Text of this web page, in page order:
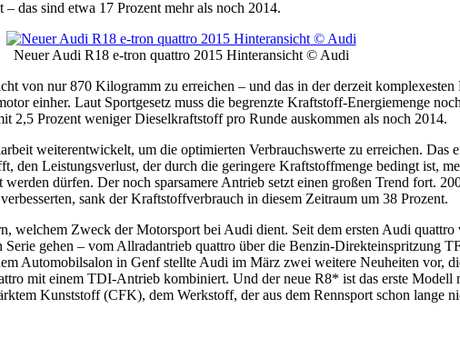
das sind etwa 17 Prozent mehr als noch 2014.
Neuer Audi R18 e-tron quattro 2015 Hinteransicht © Audi
von nur 870 Kilogramm zu erreichen – und das in der derzeit
einher. Laut Sportgesetz muss die begrenzte Kraftstoff-Energiemenge
2,5 Prozent weniger Dieselkraftstoff pro Runde auskommen als noch 2014.
weiterentwickelt, um die optimierten Verbrauchswerte zu erreichen. Das
den Leistungsverlust, der durch die geringere Kraftstoffmenge bedingt ist,
dürfen. Der noch sparsamere Antrieb setzt einen großen Trend fort.
sank der Kraftstoffverbrauch in diesem Zeitraum um 38 Prozent.
welchem Zweck der Motorsport bei Audi dient. Seit dem ersten Audi
gehen – vom Allradantrieb quattro über die Benzin-Direkteinspritzung
Automobilsalon in Genf stellte Audi im März zwei weitere Neuheiten vor,
mit einem TDI-Antrieb kombiniert. Und der neue R8* ist das erste
Kunststoff (CFK), dem Werkstoff, der aus dem Rennsport schon lange